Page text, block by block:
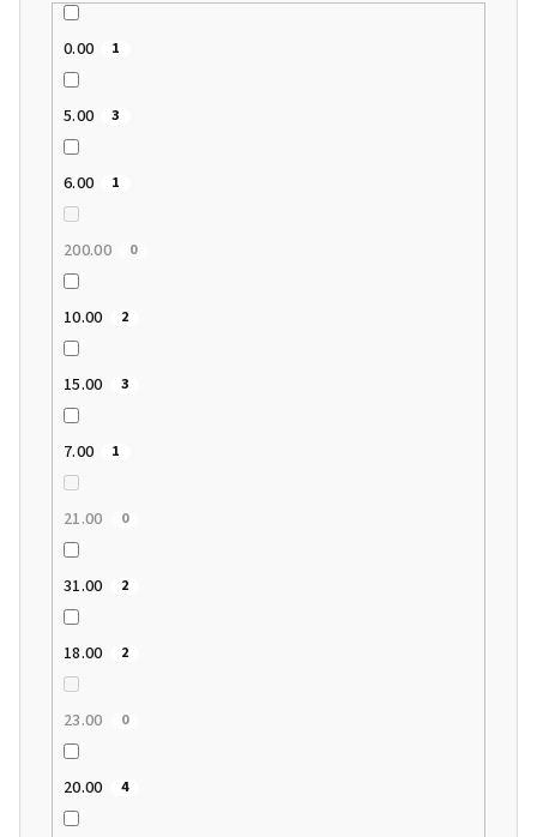
0.00 1
5.00 3
6.00 1
200.00 0
10.00 2
15.00 3
7.00 1
21.00 0
31.00 2
18.00 2
23.00 0
20.00 4